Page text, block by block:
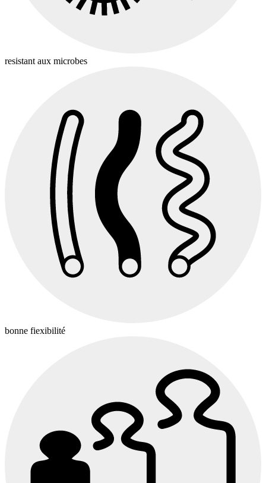
resistant aux microbes
bonne fiexibilité